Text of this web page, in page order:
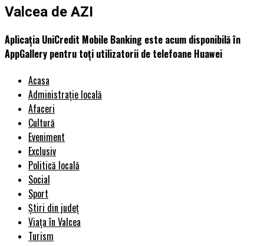
Valcea de AZI
Aplicația UniCredit Mobile Banking este acum disponibilă în
AppGallery pentru toți utilizatorii de telefoane Huawei
Acasa
Administrație locală
Afaceri
Cultură
Eveniment
Exclusiv
Politică locală
Social
Sport
Știri din județ
Viața în Valcea
Turism